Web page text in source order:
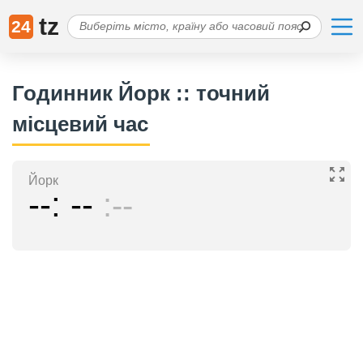
24 tz
Годинник Йорк :: точний
місцевий час
Йорк
-- -- --